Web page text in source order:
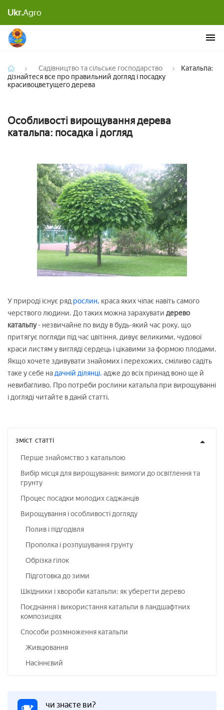
Ukr.Agroі посадку красивоцветущего дерева
Садівництво та сільське господарство
Катальпа:
дізнайтеся все про правильний догляд і посадку
красивоцветущего дерева
Особливості вирощування дерева
катальпа: посадка і догляд
У природі існує ряд рослин, краса яких чіпає навіть самого
черствого людини. До таких можна зарахувати дерево
катальпу- незвичайне по виду в будь-який час року, що
притягує погляди під час цвітіння, дивує великими, чудової
краси листям у вигляді сердець і цікавими за формою плодами.
Якщо хочете здивувати знайомих і перехожих, сміливо садіть
таке у себе надачній ділянці. адже до всіх принад воно ще й
невибагливо. Про потреби рослини катальпа при вирощуванні
і догляді читайте в даній статті.
зміст статті
Перше знайомство з катальпою
Вибір місця для вирощування: вимоги до освітлення та
грунту
Процес посадки молодих саджанців
Вирощування і особливості догляду
Полив і підгодівля
Прополка і розпушування грунту
Обрізка гілок
Підготовка до зими
Шкідники і хвороби катальпи: як уберегти дерево
Поєднання і використання катальпи в ландшафтних
композиціях
Способи розмноження катальпи
Живцювання
Насіннєвий
чи знаєте ви?